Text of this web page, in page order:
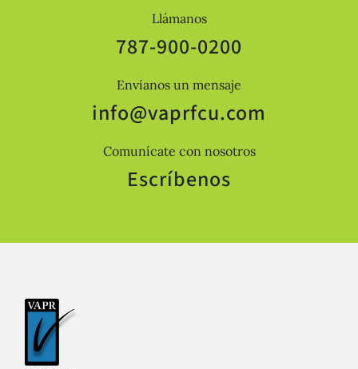
Llámanos
787-900-0200
Envíanos un mensaje
info@vaprfcu.com
Comunícate con nosotros
Escríbenos